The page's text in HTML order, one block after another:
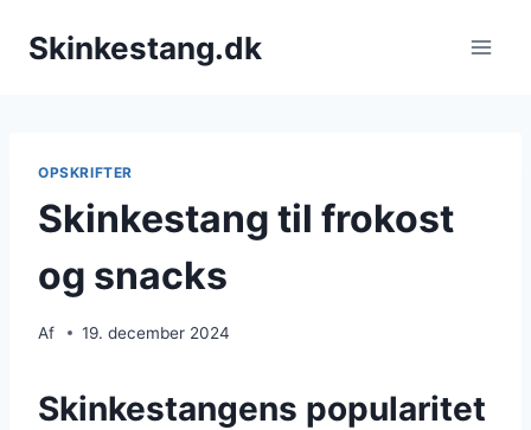
Skinkestang.dk
OPSKRIFTER
Skinkestang til frokost
og snacks
Af 19. december 2024
Skinkestangens popularitet